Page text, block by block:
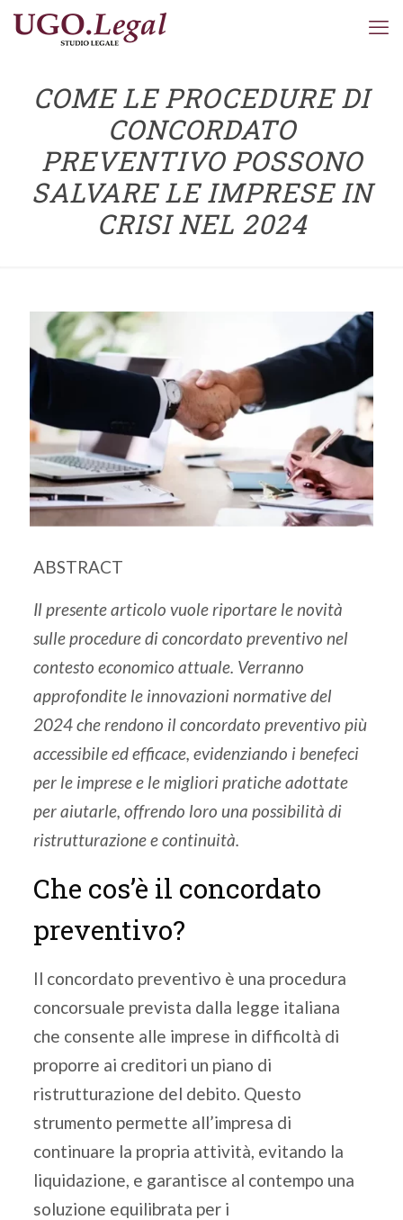
COME LE PROCEDURE DI
CONCORDATO
PREVENTIVO POSSONO
SALVARE LE IMPRESE IN
CRISI NEL 2024
ABSTRACT
Il presente articolo vuole riportare le novità
sulle procedure di concordato preventivo nel
contesto economico attuale. Verranno
approfondite le innovazioni normative del
2024 che rendono il concordato preventivo più
accessibile ed efficace, evidenziando i benefeci
per le imprese e le migliori pratiche adottate
per aiutarle, offrendo loro una possibilità di
ristrutturazione e continuità.
Che cos’è il concordato
preventivo?
Il concordato preventivo è una procedura
concorsuale prevista dalla legge italiana
che consente alle imprese in difficoltà di
proporre ai creditori un piano di
ristrutturazione del debito. Questo
strumento permette all’impresa di
continuare la propria attività, evitando la
liquidazione, e garantisce al contempo una
soluzione equilibrata per i